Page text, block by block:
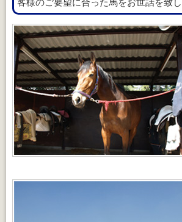
客様のご要望に合った馬をお世話を致し